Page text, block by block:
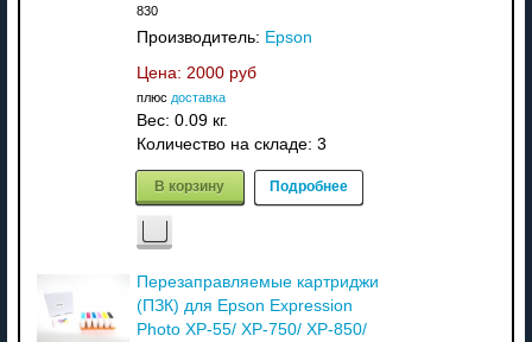
830
Производитель: Epson
Цена: 2000 руб
плюс доставка
Вес: 0.09 кг.
Количество на складе: 3
В корзину Подробнее
Перезаправляемые картриджи
(ПЗК) для Epson Expression
Photo XP-55/ XP-750/ XP-850/